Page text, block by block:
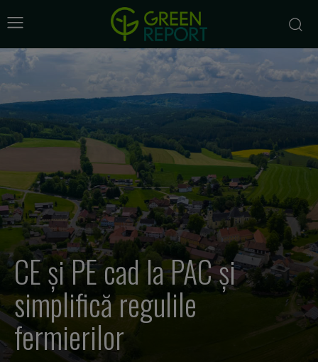
CE și PE cad la PAC și
simplifică regulile
fermierilor